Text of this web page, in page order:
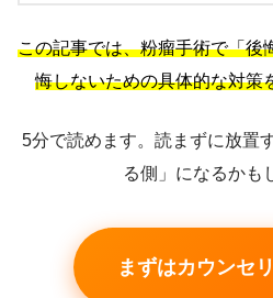
この記事では、粉瘤手術で「後
悔しないための具体的な対策
5分で読めます。読まずに放置
る側」になるかも
まずはカウンセ